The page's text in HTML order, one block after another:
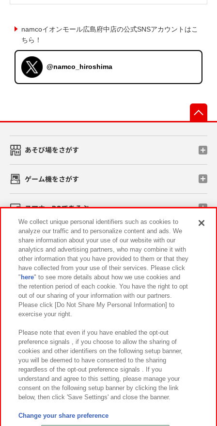
namcoイオンモール広島府中店の公式SNSアカウントはこ
ちら！
@namco_hiroshima
あそび場をさがす
ゲーム機をさがす
スマホ・PCであそぶ
イベント・キャンペーン
関連会社 サステナビリティ サイトポリシー
プライバシーポリシー ウェブアクセシビリティ方針と検証結果
お取引先さまとともに
カスタマーハラスメント対応方針 よくあるご質問・お問い合わせ
©Bandai Namco Amusement Inc.
©Bandai Namco Amusement Lab Inc.
We collect unique personal identifiers such as cookies to
analyze our traffic and to personalize content and ads. We
share information about your use of our website with our
analytics and advertising partners, who may combine it with
other information that you have provided to them or that they
have collected from your use of their services. Please click
" here" to see more details about how we use cookies and
the retention period of each cookie. You have the right to opt
out of our sharing of your information with our partners.
Please click [Do Not Share My Personal Information] to
exercise your right.
Please note that even if you have enabled the opt-out
preference signals , if you choose to allow the sharing of
cookies and other identifiers on the following setup banner,
you will be deemed to have consented to the sharing
regardless of the opt-out preference signals . If you
understand and agree to this setting, please manage your
consent on the following setup banner by clicking the link
below, then click 'Save Settings' and close the banner.
Change your share preference